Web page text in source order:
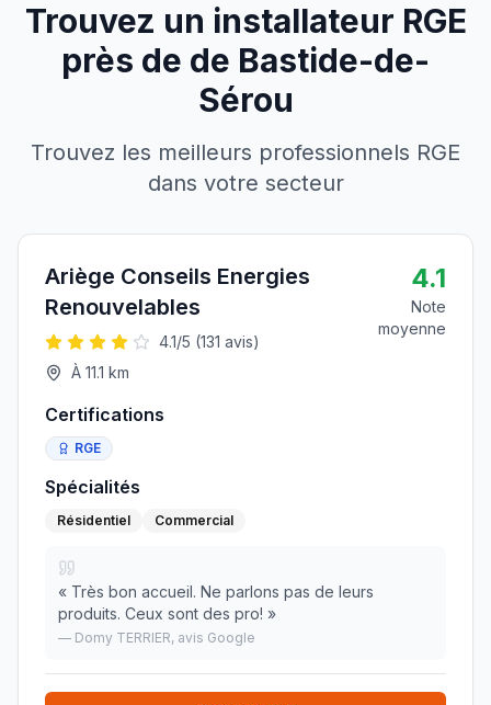
Trouvez un installateur RGE
près de de Bastide-de-
Sérou
Trouvez les meilleurs professionnels RGE
dans votre secteur
Ariège Conseils Energies
Renouvelables
4.1/5 (131 avis)
À 11.1 km
4.1
Note
moyenne
Certifications
RGE
Spécialités
Résidentiel Commercial
« Très bon accueil. Ne parlons pas de leurs
produits. Ceux sont des pro! »
— Domy TERRIER, avis Google